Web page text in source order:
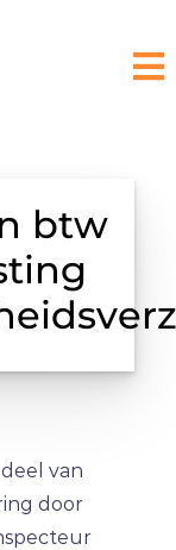
btw
van
door